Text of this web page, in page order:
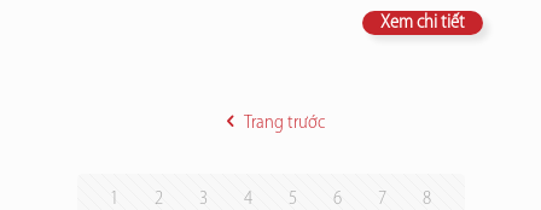
Xem chi tiết
Trang trước
1 2 3 4 5 6 7 8